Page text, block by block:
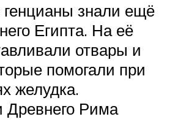
генцианы знали ещё
Египта. На её
отвары и
помогали при
желудка.
Древнего Рима